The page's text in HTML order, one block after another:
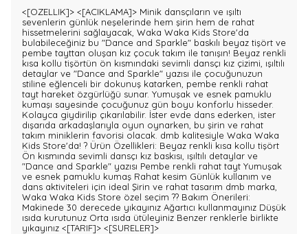
<[OZELLIK]> <[ACIKLAMA]> Minik dansçıların ve ışıltı
sevenlerin günlük neşelerinde hem şirin hem de rahat
hissetmelerini sağlayacak, Waka Waka Kids Store'da
bulabileceğiniz bu "Dance and Sparkle" baskılı beyaz tişört ve
pembe tayttan oluşan kız çocuk takım ile tanışın! Beyaz renkli
kısa kollu tişörtün ön kısmındaki sevimli dansçı kız çizimi, ışıltılı
detaylar ve "Dance and Sparkle" yazısı ile çocuğunuzun
stiline eğlenceli bir dokunuş katarken, pembe renkli rahat
tayt hareket özgürlüğü sunar. Yumuşak ve esnek pamuklu
kumaşı sayesinde çocuğunuz gün boyu konforlu hisseder.
Kolayca giydirilip çıkarılabilir. İster evde dans ederken, ister
dışarıda arkadaşlarıyla oyun oynarken, bu şirin ve rahat
takım miniklerin favorisi olacak. dmb kalitesiyle Waka Waka
Kids Store'da! ? Ürün Özellikleri: Beyaz renkli kısa kollu tişört
Ön kısmında sevimli dansçı kız baskısı, ışıltılı detaylar ve
"Dance and Sparkle" yazısı Pembe renkli rahat tayt Yumuşak
ve esnek pamuklu kumaş Rahat kesim Günlük kullanım ve
dans aktiviteleri için ideal Şirin ve rahat tasarım dmb marka,
Waka Waka Kids Store özel seçim ?? Bakım Önerileri:
Makinede 30 derecede yıkayınız Ağartıcı kullanmayınız Düşük
ısıda kurutunuz Orta ısıda ütüleyiniz Benzer renklerle birlikte
yıkayınız <[TARIF]> <[SURELER]>